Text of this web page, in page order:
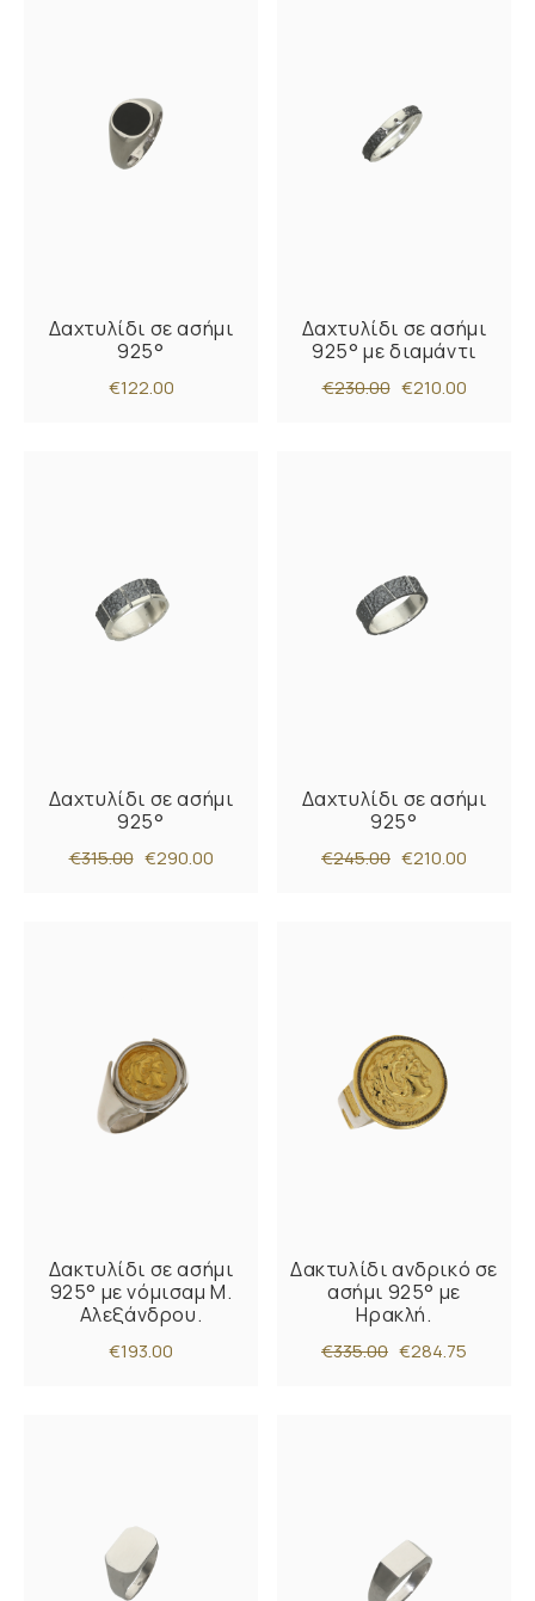
Δαχτυλίδι σε ασήμι
925°
€122.00
Δαχτυλίδι σε ασήμι
925° με διαμάντι
€230.00 €210.00
Δαχτυλίδι σε ασήμι
925°
€315.00 €290.00
Δαχτυλίδι σε ασήμι
925°
€245.00 €210.00
Δακτυλίδι σε ασήμι
925° με νόμισαμ Μ.
Αλεξάνδρου.
€193.00
Δακτυλίδι ανδρικό σε
ασήμι 925° με
Ηρακλή.
€335.00 €284.75